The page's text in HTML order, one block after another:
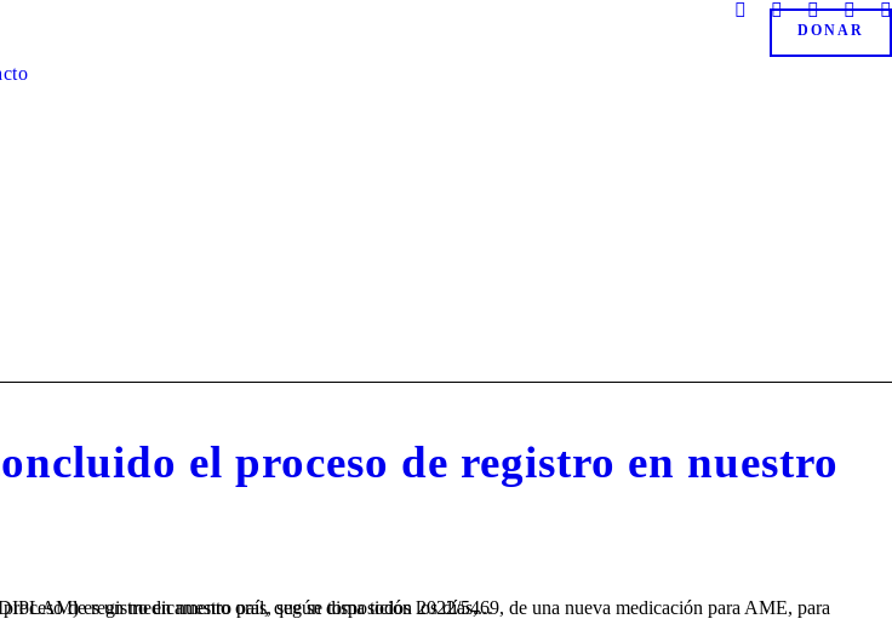
DONAR
el proceso de registro en nuestro
las tipologías que sean mayores a dos meses de edad. EVRYSDI ™ (RISDIPLAM) es un medicamento oral, que se toma todos los días,...